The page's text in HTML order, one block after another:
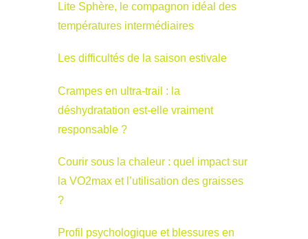
Lite Sphère, le compagnon idéal des
températures intermédiaires
Les difficultés de la saison estivale
Crampes en ultra-trail : la
déshydratation est-elle vraiment
responsable ?
Courir sous la chaleur : quel impact sur
la VO2max et l’utilisation des graisses
?
Profil psychologique et blessures en